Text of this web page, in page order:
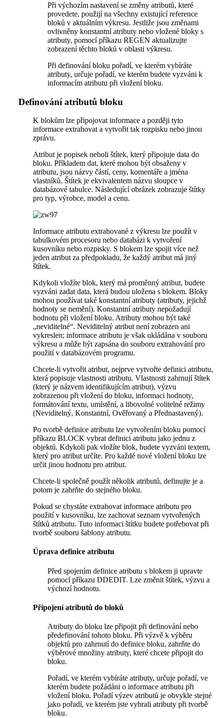
Při výchozím nastavení se změny atributů, které
provedete, použijí na všechny existující reference
bloků v aktuálním výkresu. Jestliže jsou změnami
ovlivněny konstantní atributy nebo vložené bloky s
atributy, pomocí příkazu REGEN aktualizujte
zobrazení těchto bloků v oblasti výkresu.
Při definování bloku pořadí, ve kterém vybíráte
atributy, určuje pořadí, ve kterém budete vyzváni k
informacím atributu při vložení bloku.
Definování atributů bloku
K blokům lze připojovat informace a později tyto
informace extrahovat a vytvořit tak rozpisku nebo jinou
zprávu.
Atribut je popisek neboli štítek, který připojuje data do
bloku. Příkladem dat, které mohou být obsaženy v
atributu, jsou názvy částí, ceny, komentáře a jména
vlastníků. Štítek je ekvivalentem názvu sloupce v
databázové tabulce. Následující obrázek zobrazuje štítky
pro typ, výrobce, model a cenu.
Informace atributu extrahované z výkresu lze použít v
tabulkovém procesoru nebo databázi k vytvoření
kusovníku nebo rozpisky. S blokem lze spojit více než
jeden atribut za předpokladu, že každý atribut má jiný
štítek.
Kdykoli vložíte blok, který má proměnný atribut, budete
vyzváni zadat data, která budou uložena s blokem. Bloky
mohou používat také konstantní atributy (atributy, jejichž
hodnoty se nemění). Konstantní atributy nepožadují
hodnotu při vložení bloku. Atributy mohou být také
„neviditelné“. Neviditelný atribut není zobrazen ani
vykreslen; informace atributu je však ukládána v souboru
výkresu a může být zapsána do souboru extrahování pro
použití v databázovém programu.
Chcete-li vytvořit atribut, nejprve vytvořte definici atributu,
která popisuje vlastnosti atributu. Vlastnosti zahrnují štítek
(který je názvem identifikujícím atribut), výzvu
zobrazenou při vložení do bloku, informaci hodnoty,
formátování textu, umístění, a libovolné volitelné režimy
(Neviditelný, Konstantní, Ověřovaný a Přednastavený).
Po tvorbě definice atributu lze vytvořením bloku pomocí
příkazu BLOCK vybrat definici atributu jako jednu z
objektů. Kdykoli pak vložíte blok, budete vyzváni textem,
který pro atribut určíte. Pro každé nové vložení bloku lze
určit jinou hodnotu pro atribut.
Chcete-li společně použít několik atributů, definujte je a
potom je zahrňte do stejného bloku.
Pokud se chystáte extrahovat informace atributu pro
použití v kusovníku, lze zachovat seznam vytvořených
štítků atributu. Tuto informaci štítku budete potřebovat při
tvorbě souboru šablony atributu.
Úprava definice atributu
Před spojením definice atributu s blokem ji upravte
pomocí příkazu DDEDIT. Lze změnit štítek, výzvu a
výchozí hodnotu.
Připojení atributů do bloků
Atributy do bloku lze připojit při definování nebo
předefinování tohoto bloku. Při výzvě k výběru
objektů pro zahrnutí do definice bloku, zahrňte do
výběrové množiny atributy, které chcete připojit do
bloku.
Pořadí, ve kterém vybíráte atributy, určuje pořadí, ve
kterém budete požádáni o informace atributu při
vložení bloku. Pořadí výzev atributů je obvykle stejné
jako pořadí, ve kterém jste vybrali atributy při tvorbě
bloku.